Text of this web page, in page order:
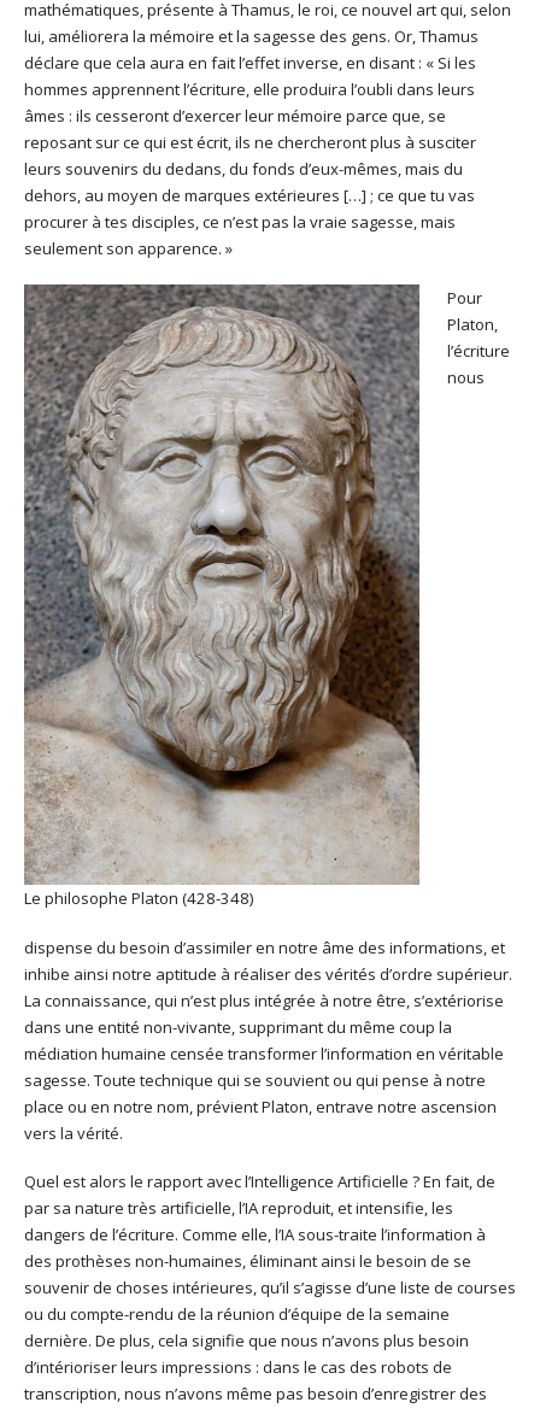
mathématiques, présente à Thamus, le roi, ce nouvel art qui, selon
lui, améliorera la mémoire et la sagesse des gens. Or, Thamus
déclare que cela aura en fait l’effet inverse, en disant : « Si les
hommes apprennent l’écriture, elle produira l’oubli dans leurs
âmes : ils cesseront d’exercer leur mémoire parce que, se
reposant sur ce qui est écrit, ils ne chercheront plus à susciter
leurs souvenirs du dedans, du fonds d’eux-mêmes, mais du
dehors, au moyen de marques extérieures […] ; ce que tu vas
procurer à tes disciples, ce n’est pas la vraie sagesse, mais
seulement son apparence. »
Le philosophe Platon (428-348)
Pour
Platon,
l’écriture
nous
dispense du besoin d’assimiler en notre âme des informations, et
inhibe ainsi notre aptitude à réaliser des vérités d’ordre supérieur.
La connaissance, qui n’est plus intégrée à notre être, s’extériorise
dans une entité non-vivante, supprimant du même coup la
médiation humaine censée transformer l’information en véritable
sagesse. Toute technique qui se souvient ou qui pense à notre
place ou en notre nom, prévient Platon, entrave notre ascension
vers la vérité.
Quel est alors le rapport avec l’Intelligence Artificielle ? En fait, de
par sa nature très artificielle, l’IA reproduit, et intensifie, les
dangers de l’écriture. Comme elle, l’IA sous-traite l’information à
des prothèses non-humaines, éliminant ainsi le besoin de se
souvenir de choses intérieures, qu’il s’agisse d’une liste de courses
ou du compte-rendu de la réunion d’équipe de la semaine
dernière. De plus, cela signifie que nous n’avons plus besoin
d’intérioriser leurs impressions : dans le cas des robots de
transcription, nous n’avons même pas besoin d’enregistrer des